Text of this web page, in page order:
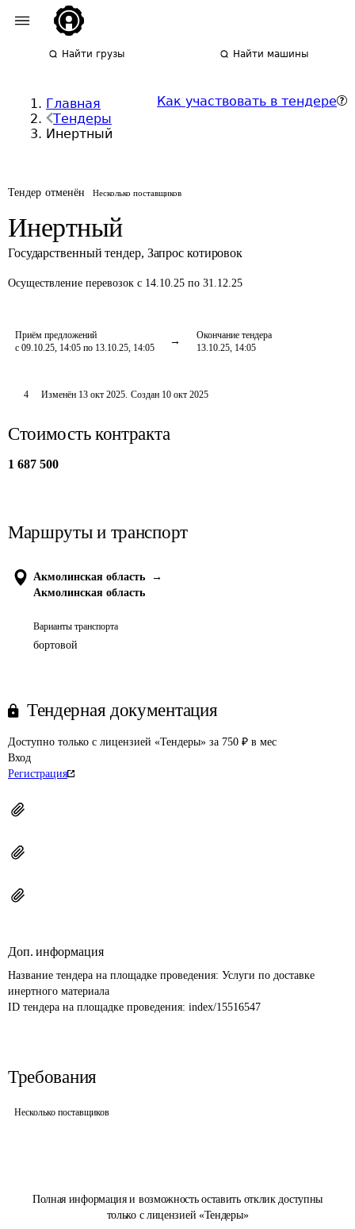
Найти грузы Найти машины
Главная
Тендеры
Инертный
Как участвовать в тендере
Тендер отменён Несколько поставщиков
Инертный
Государственный тендер, Запрос котировок
Осуществление перевозок с 14.10.25 по 31.12.25
Приём предложений
с 09.10.25, 14:05 по 13.10.25, 14:05
Окончание тендера
13.10.25, 14:05
Полная информация и возможность оставить отклик доступны
только с лицензией «Тендеры»
4 Изменён 13 окт 2025. Создан 10 окт 2025
Стоимость контракта
1 687 500
Маршруты и транспорт
Акмолинская область
→
Акмолинская область
Варианты транспорта
бортовой
Тендерная документация
Доступно только с лицензией «Тендеры» за 750 ₽ в мес
Вход
Регистрация
Доп. информация
Название тендера на площадке проведения: Услуги по доставке
инертного материала
ID тендера на площадке проведения: index/15516547
Требования
Несколько поставщиков